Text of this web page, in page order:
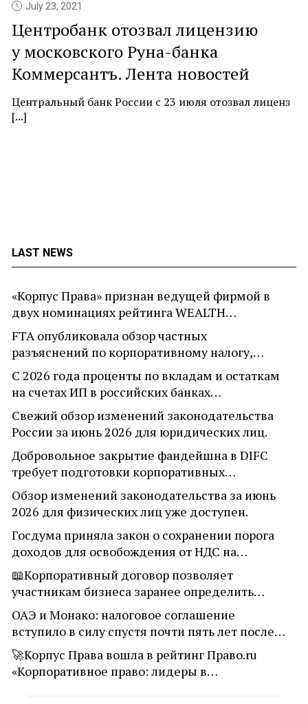
LAST NEWS
«Корпус Права» признан ведущей фирмой в
двух номинациях рейтинга WEALTH…
FTA опубликовала обзор частных
разъяснений по корпоративному налогу,…
С 2026 года проценты по вкладам и остаткам
на счетах ИП в российских банках…
Свежий обзор изменений законодательства
России за июнь 2026 для юридических лиц.
Добровольное закрытие фандейшна в DIFC
требует подготовки корпоративных…
Обзор изменений законодательства за июнь
2026 для физических лиц уже доступен.
Госдума приняла закон о сохранении порога
доходов для освобождения от НДС на…
📖Корпоративный договор позволяет
участникам бизнеса заранее определить…
ОАЭ и Монако: налоговое соглашение
вступило в силу спустя почти пять лет после…
🚀Корпус Права вошла в рейтинг Право.ru
«Корпоративное право: лидеры в…
July 23, 2021
Центробанк отозвал лицензию
у московского Руна-банка
Коммерсантъ. Лента новостей
Центральный банк России с 23 июля отозвал лиценз
[...]